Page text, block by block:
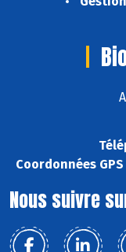
Coordonnées GPS
Nous suivre